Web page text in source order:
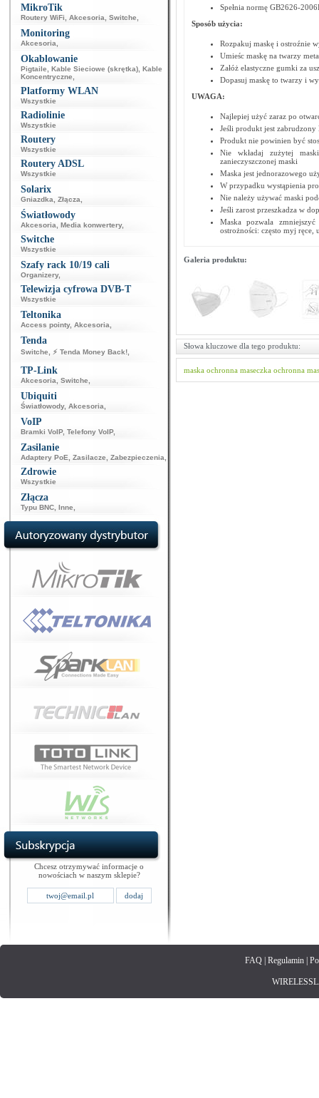
MikroTik
Routery WiFi Akcesoria Switche
Monitoring
Akcesoria
Okablowanie
Pigtaile Kable Sieciowe (skrętka) Kable
Koncentryczne
Platformy WLAN
Wszystkie
Radiolinie
Wszystkie
Routery
Wszystkie
Routery ADSL
Wszystkie
Solarix
Gniazdka Złącza
Światłowody
Akcesoria Media konwertery,
Switche
Wszystkie
Szafy rack 10/19 cali
Organizery,
Telewizja cyfrowa DVB-T
Wszystkie
Teltonika
Access pointy, Akcesoria
Tenda
Switche ⚡ Tenda Money Back!
TP-Link
Akcesoria Switche
Ubiquiti
Światłowody, Akcesoria
VoIP
Bramki VoIP, Telefony VoIP,
Zasilanie
Adaptery PoE Zasilacze Zabezpieczenia
Zdrowie
Wszystkie
Złącza
Typu BNC Inne
Chcesz otrzymywać informacje o
nowościach w naszym sklepie?
Spełnia normę GB2626-
Sposób użycia:
Rozpakuj maskę i ostroźnie
Umieśc maskę na twarzy
Załóż elastyczne gumki za
Dopasuj maskę to twarzy i
UWAGA:
Najlepiej użyć zaraz po
Jeśli produkt jest
Produkt nie powinien być
Nie wkładaj zużytej
zanieczyszczonej maski
Maska jest jednorazowego
W przypadku wystąpienia
Nie należy używać maski
Jeśli zarost przeszkadza w
Maska pozwala
ostrożności: często myj
Galeria produktu:
Słowa kluczowe dla tego produktu:
maska ochronna maseczka ochronna
FAQ| Regulamin|